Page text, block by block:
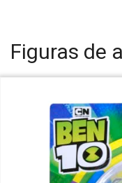
Figuras de